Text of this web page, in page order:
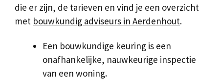
die er zijn, de tarieven en vind je een overzicht
met bouwkundig adviseurs in Aerdenhout.
Een bouwkundige keuring is een
onafhankelijke, nauwkeurige inspectie
van een woning.